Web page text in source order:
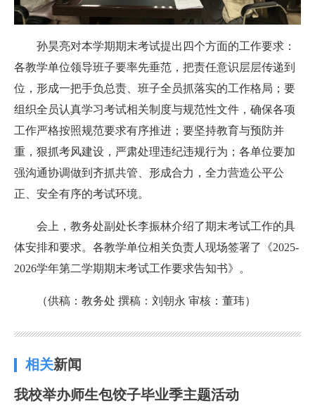
孙昊亮对本学期期末考试提出四个方面的工作要求：
各教学单位领导班子要率先垂范，把责任意识层层传递到
位，形成一把手负总责、班子全员抓落实的工作格局；要
组织全员认真学习考试相关制度与规范性文件，确保各项
工作严格按照规范要求有序推进；要坚持教育与预防并
重，狠抓考风建设，严肃处理违纪违规行为；各单位要加
强沟通协调做到齐抓共管、形成合力，全力营造公平公
正、安全有序的考试环境。
会上，教务处副处长李振林介绍了期末考试工作的具
体安排和要求。各教学单位相关负责人现场签署了《2025-
2026学年第二学期期末考试工作要求告知书》。
（供稿：教务处 撰稿：刘朝永 审核：董玮）
相关新闻
我校举办师生包饺子毕业季主题活动